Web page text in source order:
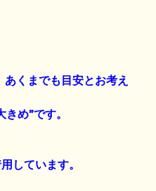
くまでも目安とお考え
め”です。
しています。